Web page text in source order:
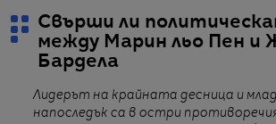
Свърши ли
между Марин льо Пен и
Бардела
Лидерът на крайната десница и
напоследък са в остри